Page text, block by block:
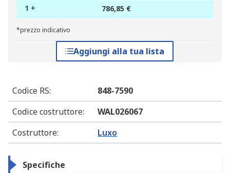
1 + 786,85 €
*prezzo indicativo
Aggiungi alla tua lista
Codice RS:
848-7590
Codice costruttore:
WAL026067
Costruttore: Luxo
Specifiche